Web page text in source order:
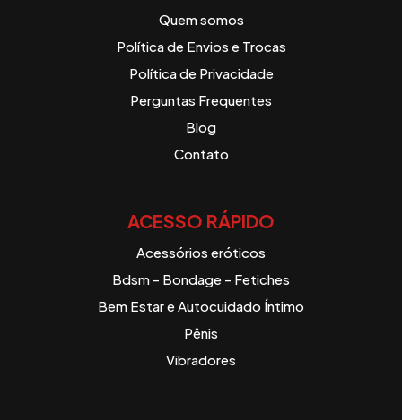
Quem somos
Política de Envios e Trocas
Política de Privacidade
Perguntas Frequentes
Blog
Contato
ACESSO RÁPIDO
Acessórios eróticos
Bdsm - Bondage - Fetiches
Bem Estar e Autocuidado Íntimo
Pênis
Vibradores